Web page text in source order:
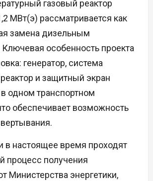
газовый реактор
МВт(э) рассматривается как
замена дизельным
Ключевая особенность проекта
генератор, система
и защитный экран
одном транспортном
обеспечивает возможность
в настоящее время проходят
процесс получения
Министерства энергетики,